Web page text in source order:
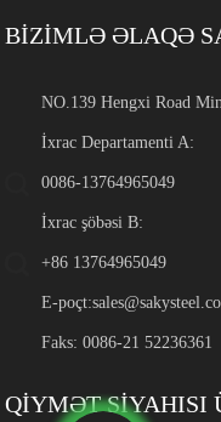
BİZİMLƏ ƏLAQƏ
NO.139 Hengxi Road
İxrac Departamenti A:
0086-13764965049
İxrac şöbəsi B:
+86 13764965049
E-poçt:
Faks: 0086-21 52236361
QİYMƏT SİYAHISI